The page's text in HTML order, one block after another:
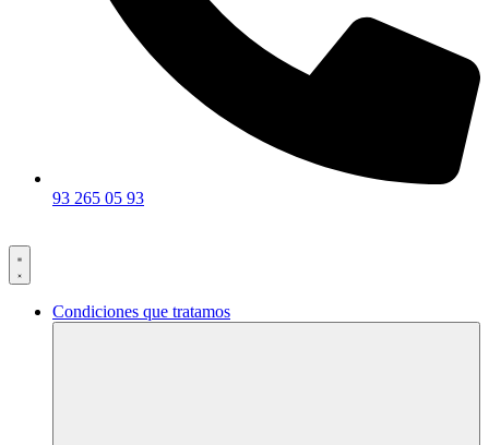
93 265 05 93
Condiciones que tratamos